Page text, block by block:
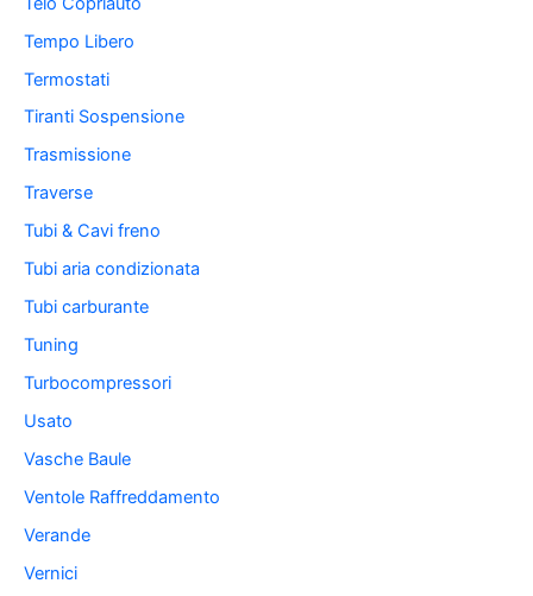
Tempo Libero
Termostati
Tiranti Sospensione
Trasmissione
Traverse
Tubi & Cavi freno
Tubi aria condizionata
Tubi carburante
Tuning
Turbocompressori
Usato
Vasche Baule
Ventole Raffreddamento
Verande
Vernici